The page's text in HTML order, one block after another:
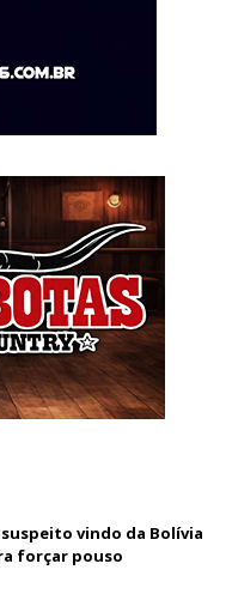
vindo da Bolívia
forçar pouso